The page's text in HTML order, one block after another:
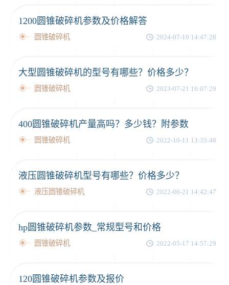
1200圆锥破碎机参数及价格解答
圆锥破碎机 2024-07-10 14:47:28
大型圆锥破碎机的型号有哪些？价格多少？
圆锥破碎机 2023-07-21 16:07:29
400圆锥破碎机产量高吗？多少钱？附参数
圆锥破碎机 2022-10-11 13:35:48
液压圆锥破碎机型号有哪些？价格多少？
液压圆锥破碎机 2022-06-21 14:42:47
hp圆锥破碎机参数_常规型号和价格
圆锥破碎机 2022-05-17 14:57:29
120圆锥破碎机参数及报价